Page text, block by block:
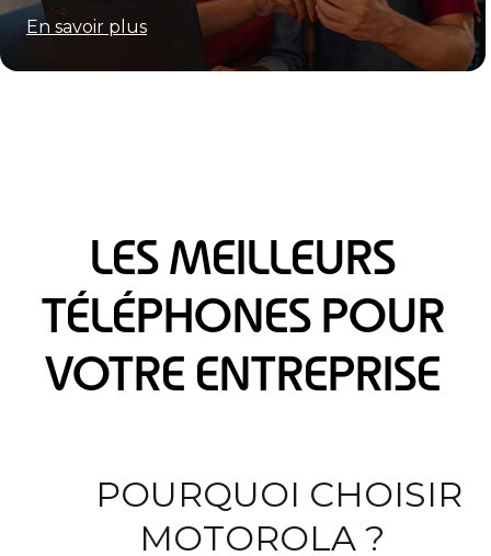
En savoir plus
LES MEILLEURS
TÉLÉPHONES POUR
VOTRE ENTREPRISE
POURQUOI CHOISIR
MOTOROLA ?